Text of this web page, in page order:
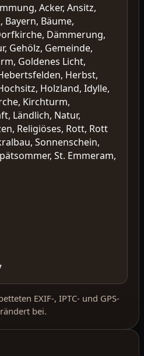
Acker, Ansitz,
Bäume,
Dämmerung,
Gehölz, Gemeinde,
Goldenes Licht,
Herbst,
Holzland, Idylle,
Kirchturm,
Ländlich, Natur,
Religiöses, Rott, Rott
Sonnenschein,
St. Emmeram,
EXIF-, IPTC- und GPS-
bei.